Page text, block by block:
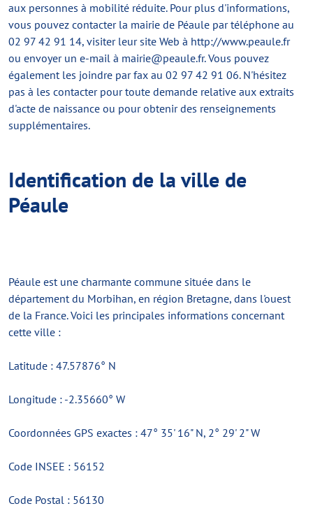
aux personnes à mobilité réduite. Pour plus d'informations,
vous pouvez contacter la mairie de Péaule par téléphone au
02 97 42 91 14, visiter leur site Web à http://www.peaule.fr
ou envoyer un e-mail à mairie@peaule.fr. Vous pouvez
également les joindre par fax au 02 97 42 91 06. N'hésitez
pas à les contacter pour toute demande relative aux extraits
d'acte de naissance ou pour obtenir des renseignements
supplémentaires.
Identification de la ville de
Péaule
Péaule est une charmante commune située dans le
département du Morbihan, en région Bretagne, dans l'ouest
de la France. Voici les principales informations concernant
cette ville :
Latitude : 47.57876° N
Longitude : -2.35660° W
Coordonnées GPS exactes : 47° 35' 16" N, 2° 29' 2" W
Code INSEE : 56152
Code Postal : 56130